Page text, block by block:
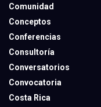
Comunidad
Conceptos
Conferencias
Consultoría
Conversatorios
Convocatoria
Costa Rica